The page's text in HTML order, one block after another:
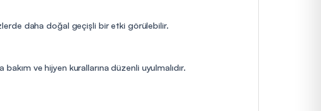
daha doğal geçişli bir etki görülebilir.
ve hijyen kurallarına düzenli uyulmalıdır.